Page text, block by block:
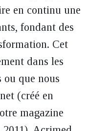
en continu une
fondant des
Cet
dans les
ou que nous
(créé en
magazine